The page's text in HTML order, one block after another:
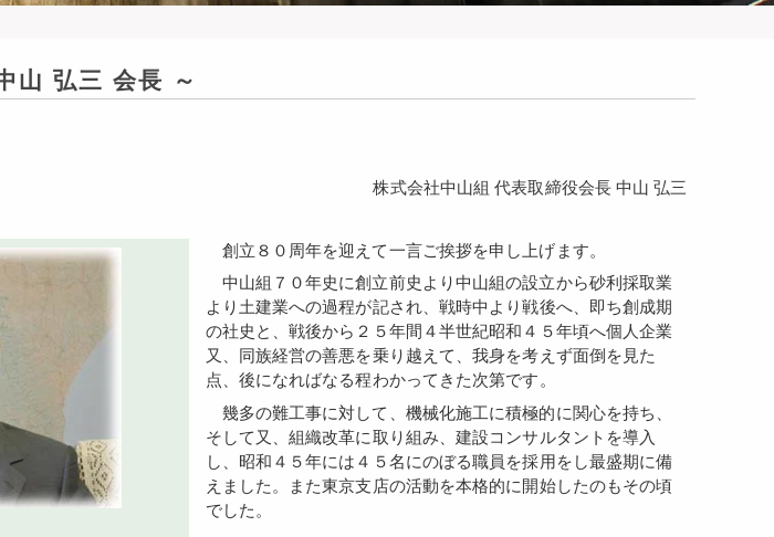
山 弘三 会長 ～
株式会社中山組 代表取締役会長 中山 弘三
創立８０周年を迎えて一言ご挨拶を申し上げます。
中山組７０年史に創立前史より中山組の設立から砂利採取業
より土建業への過程が記され、戦時中より戦後へ、即ち創成期
の社史と、戦後から２５年間４半世紀昭和４５年頃へ個人企業
又、同族経営の善悪を乗り越えて、我身を考えず面倒を見た
点、後になればなる程わかってきた次第です。
幾多の難工事に対して、機械化施工に積極的に関心を持ち、
そして又、組織改革に取り組み、建設コンサルタントを導入
し、昭和４５年には４５名にのぼる職員を採用をし最盛期に備
えました。また東京支店の活動を本格的に開始したのもその頃
でした。